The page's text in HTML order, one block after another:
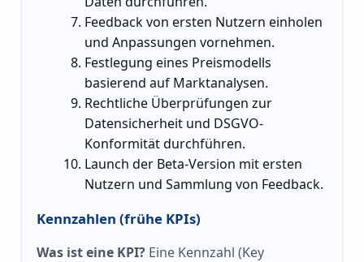
Feedback von ersten Nutzern einholen
und Anpassungen vornehmen.
Festlegung eines Preismodells
basierend auf Marktanalysen.
Rechtliche Überprüfungen zur
Datensicherheit und DSGVO-
Konformität durchführen.
Launch der Beta-Version mit ersten
Nutzern und Sammlung von Feedback.
Kennzahlen (frühe KPIs)
Was ist eine KPI? Eine Kennzahl (Key